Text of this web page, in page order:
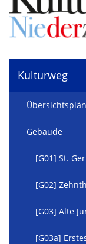
Kulturweg
Gebäude
[G01] St.
[G02]
[G03] Alte
[G03a]